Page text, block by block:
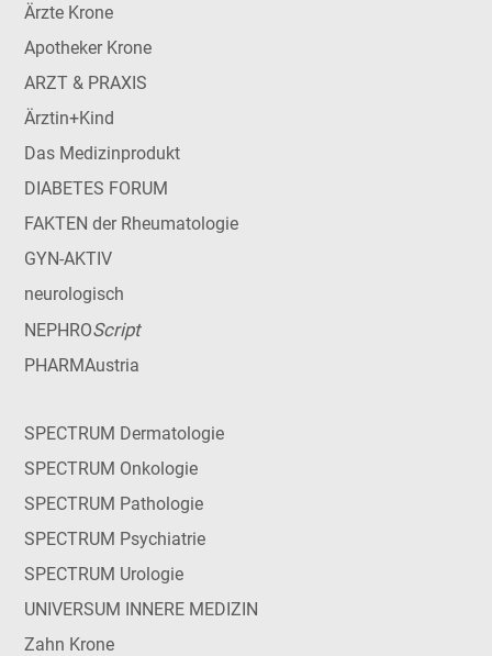
Ärzte Krone
Apotheker Krone
ARZT & PRAXIS
Ärztin+Kind
Das Medizinprodukt
DIABETES FORUM
FAKTEN der Rheumatologie
GYN-AKTIV
neurologisch
NEPHROScript
PHARMAustria
SPECTRUM Dermatologie
SPECTRUM Onkologie
SPECTRUM Pathologie
SPECTRUM Psychiatrie
SPECTRUM Urologie
UNIVERSUM INNERE MEDIZIN
Zahn Krone